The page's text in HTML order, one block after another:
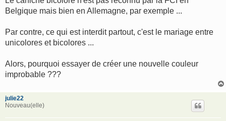
Belgique mais bien en Allemagne, par exemple ...
Par contre, ce qui est interdit partout, c'est le mariage entre
unicolores et bicolores ...
Alors, pourquoi essayer de créer une nouvelle couleur
improbable ???
julie22
Nouveau(elle)